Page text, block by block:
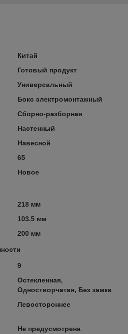
Китай
Готовый продукт
Универсальный
Бокс электромонтажный
Сборно-разборная
Настенный
Навесной
65
Новое
218 мм
103.5 мм
200 мм
9
Остекленная,
Одностворчатая, Без замка
Левостороннее
Не предусмотрена